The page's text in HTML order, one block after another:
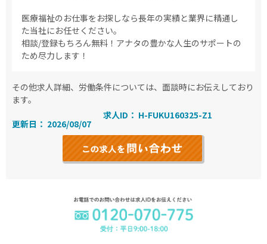
医療福祉のお仕事をお探しなら長年の実績と業界に精通し
た当社にお任せください。
相談/登録もちろん無料！アナタの豊かな人生のサポートの
ため尽力します！
その他求人詳細、労働条件については、面談時にお伝えしており
ます。
更新日： 2026/08/07
求人ID： H-FUKU160325-Z1